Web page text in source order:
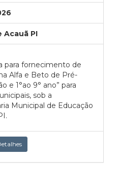
Acauã PI
para fornecimento de
Alfa e Beto de Pré-
e 1°ao 9° ano” para
sob a
Municipal de Educação